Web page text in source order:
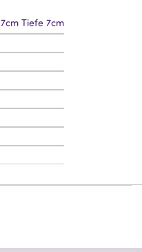
Tiefe 7cm